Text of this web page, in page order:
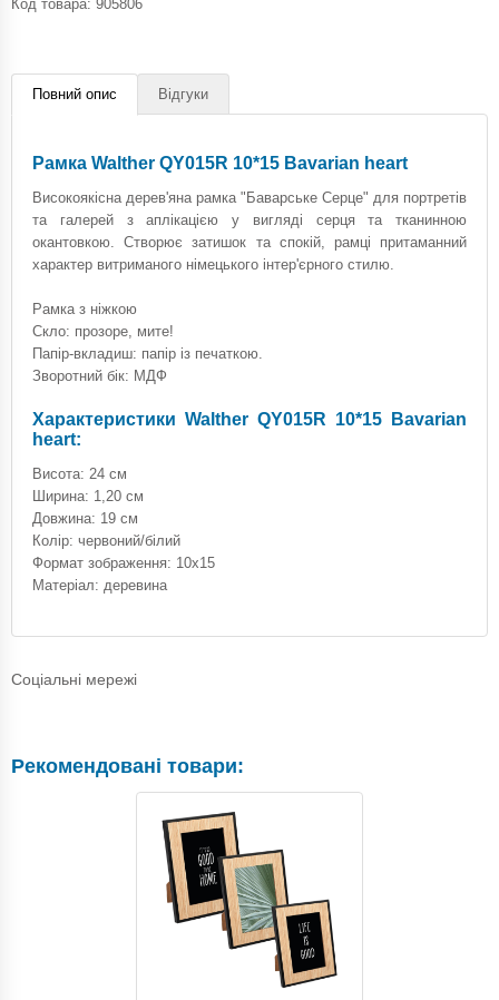
Код товара: 905806
Повний опис Відгуки
Рамка Walther QY015R 10*15 Bavarian heart
Високоякісна дерев'яна рамка "Баварське Серце" для портретів
та галерей з аплікацією у вигляді серця та тканинною
окантовкою. Створює затишок та спокій, рамці притаманний
характер витриманого німецького інтер'єрного стилю.
Рамка з ніжкою
Скло: прозоре, мите!
Папір-вкладиш: папір із печаткою.
Зворотний бік: МДФ
Характеристики Walther QY015R 10*15 Bavarian
heart:
Висота: 24 см
Ширина: 1,20 см
Довжина: 19 см
Колір: червоний/білий
Формат зображення: 10x15
Матеріал: деревина
Соціальні мережі
Рекомендовані товари: